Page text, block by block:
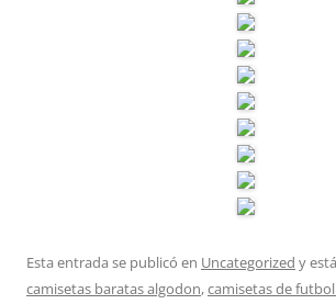
Esta entrada se publicó en Uncategorized y
camisetas baratas algodon,camisetas de